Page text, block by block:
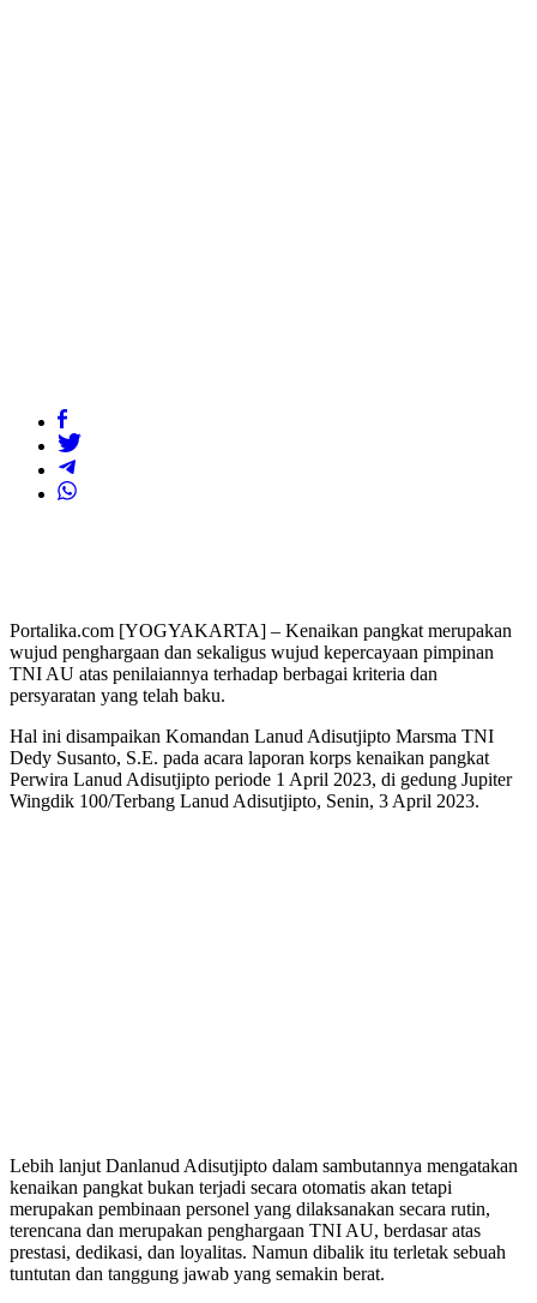
Portalika.com [YOGYAKARTA] – Kenaikan pangkat merupakan
wujud penghargaan dan sekaligus wujud kepercayaan pimpinan
TNI AU atas penilaiannya terhadap berbagai kriteria dan
persyaratan yang telah baku.
Hal ini disampaikan Komandan Lanud Adisutjipto Marsma TNI
Dedy Susanto, S.E. pada acara laporan korps kenaikan pangkat
Perwira Lanud Adisutjipto periode 1 April 2023, di gedung Jupiter
Wingdik 100/Terbang Lanud Adisutjipto, Senin, 3 April 2023.
Lebih lanjut Danlanud Adisutjipto dalam sambutannya mengatakan
kenaikan pangkat bukan terjadi secara otomatis akan tetapi
merupakan pembinaan personel yang dilaksanakan secara rutin,
terencana dan merupakan penghargaan TNI AU, berdasar atas
prestasi, dedikasi, dan loyalitas. Namun dibalik itu terletak sebuah
tuntutan dan tanggung jawab yang semakin berat.